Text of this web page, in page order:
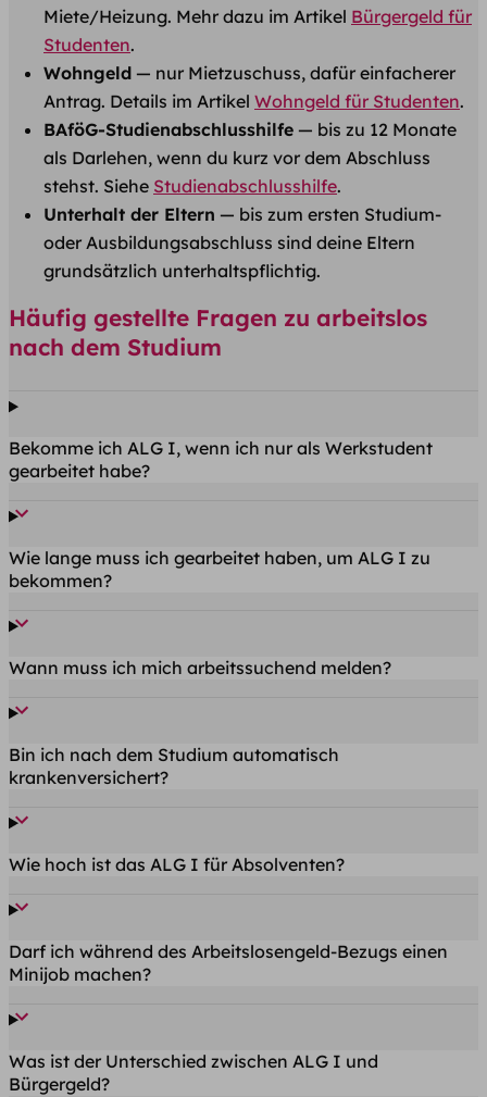
Miete/Heizung. Mehr dazu im Artikel Bürgergeld für
Studenten.
Wohngeld — nur Mietzuschuss, dafür einfacherer
Antrag. Details im Artikel Wohngeld für Studenten.
BAföG-Studienabschlusshilfe — bis zu 12 Monate
als Darlehen, wenn du kurz vor dem Abschluss
stehst. Siehe Studienabschlusshilfe.
Unterhalt der Eltern — bis zum ersten Studium-
oder Ausbildungsabschluss sind deine Eltern
grundsätzlich unterhaltspflichtig.
Häufig gestellte Fragen zu arbeitslos
nach dem Studium
Bekomme ich ALG I, wenn ich nur als Werkstudent
gearbeitet habe?
Wie lange muss ich gearbeitet haben, um ALG I zu
bekommen?
Wann muss ich mich arbeitssuchend melden?
Bin ich nach dem Studium automatisch
krankenversichert?
Wie hoch ist das ALG I für Absolventen?
Darf ich während des Arbeitslosengeld-Bezugs einen
Minijob machen?
Was ist der Unterschied zwischen ALG I und
Bürgergeld?